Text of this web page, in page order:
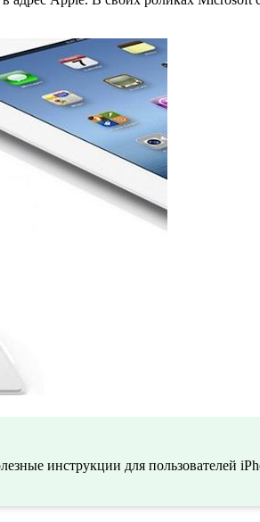
инструкции для пользователей